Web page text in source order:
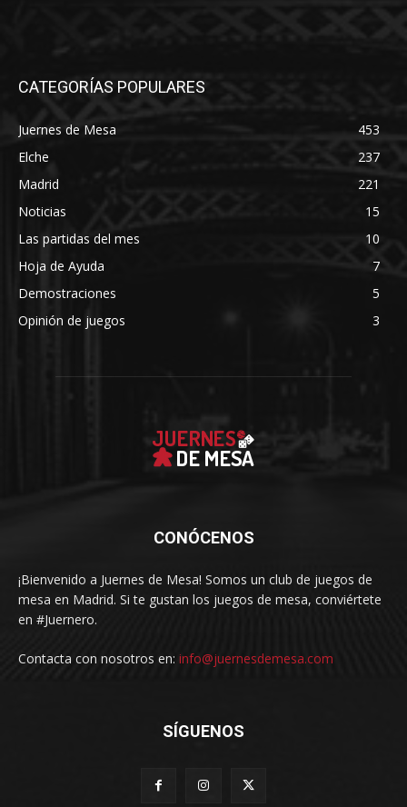
CATEGORÍAS POPULARES
Juernes de Mesa
453
Elche
237
Madrid
221
Noticias
15
Las partidas del mes
10
Hoja de Ayuda
7
Demostraciones
5
Opinión de juegos
3
CONÓCENOS
¡Bienvenido a Juernes de Mesa! Somos un club de juegos de
mesa en Madrid. Si te gustan los juegos de mesa, conviértete
en #Juernero.
Contacta con nosotros en: info@juernesdemesa.com
SÍGUENOS